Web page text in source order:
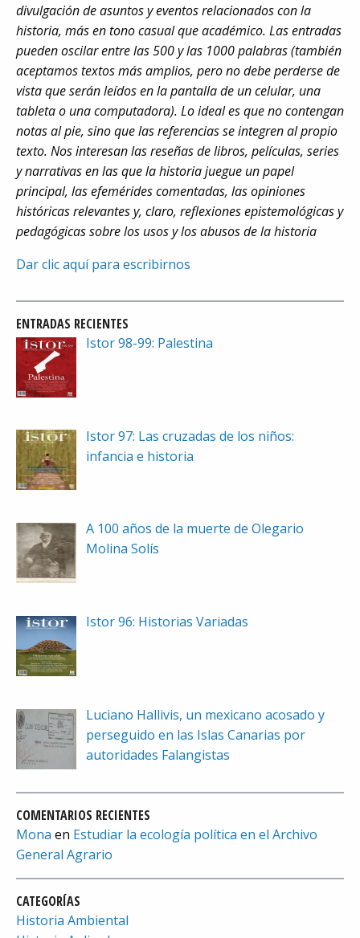
divulgación de asuntos y eventos relacionados con la
historia, más en tono casual que académico. Las entradas
pueden oscilar entre las 500 y las 1000 palabras (también
aceptamos textos más amplios, pero no debe perderse de
vista que serán leídos en la pantalla de un celular, una
tableta o una computadora). Lo ideal es que no contengan
notas al pie, sino que las referencias se integren al propio
texto. Nos interesan las reseñas de libros, películas, series
y narrativas en las que la historia juegue un papel
principal, las efemérides comentadas, las opiniones
históricas relevantes y, claro, reflexiones epistemológicas y
pedagógicas sobre los usos y los abusos de la historia
Dar clic aquí para escribirnos
ENTRADAS RECIENTES
Istor 98-99: Palestina
Istor 97: Las cruzadas de los niños:
infancia e historia
A 100 años de la muerte de Olegario
Molina Solís
Istor 96: Historias Variadas
Luciano Hallivis, un mexicano acosado y
perseguido en las Islas Canarias por
autoridades Falangistas
COMENTARIOS RECIENTES
Mona en Estudiar la ecología política en el Archivo
General Agrario
CATEGORÍAS
Historia Ambiental